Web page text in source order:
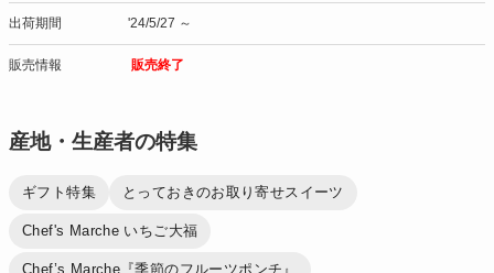
出荷期間 '24/5/27 ～
販売情報 販売終了
産地・生産者の特集
ギフト特集 とっておきのお取り寄せスイーツ
Chef's Marche いちご大福
Chef’s Marche『季節のフルーツポンチ』